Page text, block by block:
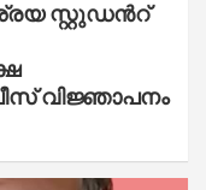
സ്റ്റുഡന്‍റ്
വിജ്ഞാപനം